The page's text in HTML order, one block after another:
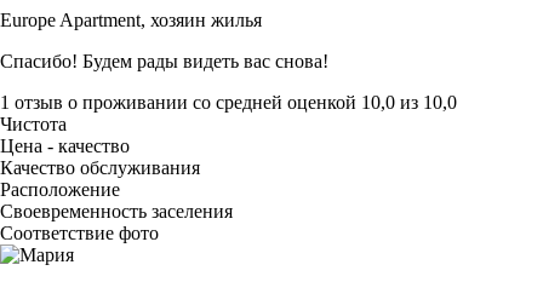
Europe Apartment, хозяин жилья
Спасибо! Будем рады видеть вас снова!
1 отзыв о проживании со средней оценкой 10,0 из 10,0
Чистота
Цена - качество
Качество обслуживания
Расположение
Своевременность заселения
Соответствие фото